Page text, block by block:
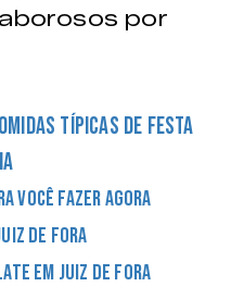
por
típicas de Festa
você fazer agora
de Fora
em Juiz de Fora